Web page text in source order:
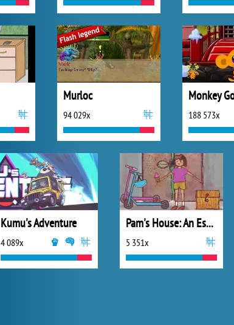
Murloc
94 029x 188 573x
Kumu's Adventure
4 089x
Pam's House: An Escape Game
5 351x